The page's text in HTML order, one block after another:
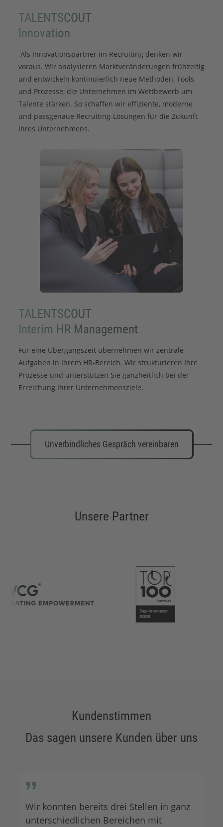
TALENTSCOUT
Innovation
Als Innovationspartner im Recruiting denken wir
voraus. Wir analysieren Marktveränderungen frühzeitig
und entwickeln kontinuierlich neue Methoden, Tools
und Prozesse, die Unternehmen im Wettbewerb um
Talente stärken. So schaffen wir effiziente, moderne
und passgenaue Recruiting-Lösungen für die Zukunft
Ihres Unternehmens.
TALENTSCOUT
Interim HR Management
Für eine Übergangszeit übernehmen wir zentrale
Aufgaben in Ihrem HR-Bereich. Wir strukturieren Ihre
Prozesse und unterstützen Sie ganzheitlich bei der
Erreichung Ihrer Unternehmensziele.
Unverbindliches Gespräch vereinbaren
Unsere Partner
Kundenstimmen
Das sagen unsere Kunden über uns
Wir konnten bereits drei Stellen in ganz
unterschiedlichen Bereichen mit